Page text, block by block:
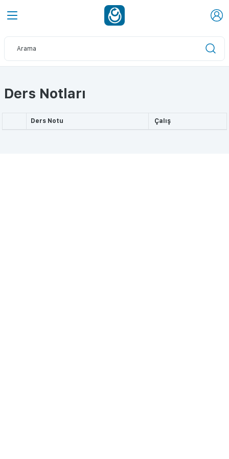
Ders Notları
Ders Notu Çalış